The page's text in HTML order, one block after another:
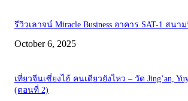
รีวิวเลาจน์ Miracle Business อาคาร SAT-1 สน
October 6, 2025
เที่ยวจีนเซี่ยงไฮ้ คนเดียวยังไหว – วัด Jing’an,
(ตอนที่ 2)